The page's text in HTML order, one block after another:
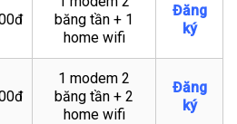
băng tần + 1
home wifi
Đăng
ký
1 modem 2
băng tần + 2
home wifi
Đăng
ký